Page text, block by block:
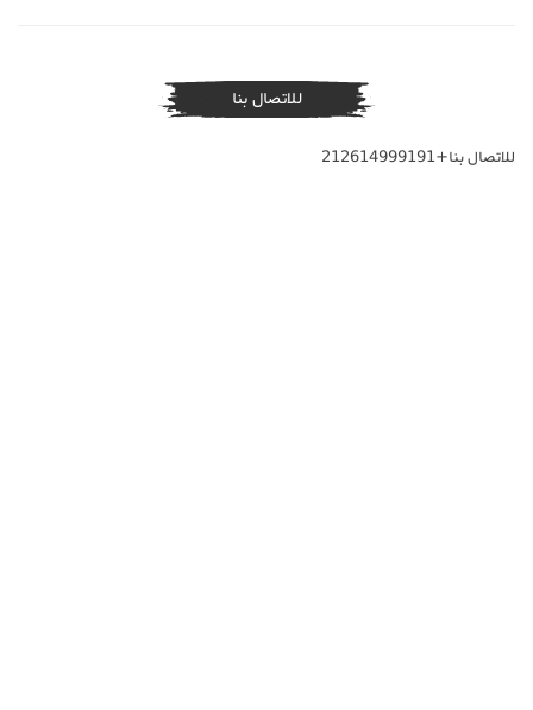
للاتصال بنا
للاتصال بنا+212614999191